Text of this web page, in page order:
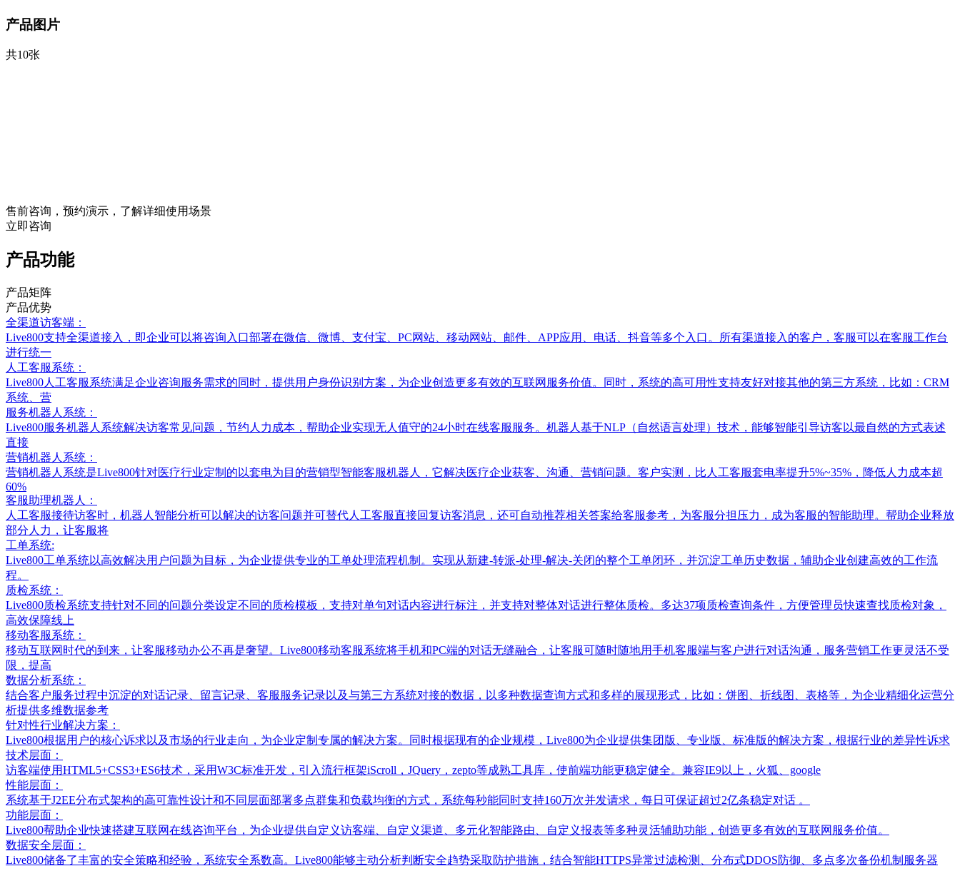
产品图片
共10张
售前咨询，预约演示，了解详细使用场景
立即咨询
产品功能
产品矩阵
产品优势
全渠道访客端：
Live800支持全渠道接入，即企业可以将咨询入口部署在微信、微博、支付宝、PC网站、移动网站、邮件、APP应用、电话、抖音等多个入口。所有渠道接入的客户，客服可以在客服工作台
进行统一
人工客服系统：
Live800人工客服系统满足企业咨询服务需求的同时，提供用户身份识别方案，为企业创造更多有效的互联网服务价值。同时，系统的高可用性支持友好对接其他的第三方系统，比如：CRM
系统、营
服务机器人系统：
Live800服务机器人系统解决访客常见问题，节约人力成本，帮助企业实现无人值守的24小时在线客服服务。机器人基于NLP（自然语言处理）技术，能够智能引导访客以最自然的方式表述
直接
营销机器人系统：
营销机器人系统是Live800针对医疗行业定制的以套电为目的营销型智能客服机器人，它解决医疗企业获客、沟通、营销问题。客户实测，比人工客服套电率提升5%~35%，降低人力成本超
60%
客服助理机器人：
人工客服接待访客时，机器人智能分析可以解决的访客问题并可替代人工客服直接回复访客消息，还可自动推荐相关答案给客服参考，为客服分担压力，成为客服的智能助理。帮助企业释放
部分人力，让客服将
工单系统:
Live800工单系统以高效解决用户问题为目标，为企业提供专业的工单处理流程机制。实现从新建-转派-处理-解决-关闭的整个工单闭环，并沉淀工单历史数据，辅助企业创建高效的工作流
程。
质检系统：
Live800质检系统支持针对不同的问题分类设定不同的质检模板，支持对单句对话内容进行标注，并支持对整体对话进行整体质检。多达37项质检查询条件，方便管理员快速查找质检对象，
高效保障线上
移动客服系统：
移动互联网时代的到来，让客服移动办公不再是奢望。Live800移动客服系统将手机和PC端的对话无缝融合，让客服可随时随地用手机客服端与客户进行对话沟通，服务营销工作更灵活不受
限，提高
数据分析系统：
结合客户服务过程中沉淀的对话记录、留言记录、客服服务记录以及与第三方系统对接的数据，以多种数据查询方式和多样的展现形式，比如：饼图、折线图、表格等，为企业精细化运营分
析提供多维数据参考
针对性行业解决方案：
Live800根据用户的核心诉求以及市场的行业走向，为企业定制专属的解决方案。同时根据现有的企业规模，Live800为企业提供集团版、专业版、标准版的解决方案，根据行业的差异性诉求
技术层面：
访客端使用HTML5+CSS3+ES6技术，采用W3C标准开发，引入流行框架iScroll，JQuery，zepto等成熟工具库，使前端功能更稳定健全。兼容IE9以上，火狐、google
性能层面：
系统基于J2EE分布式架构的高可靠性设计和不同层面部署多点群集和负载均衡的方式，系统每秒能同时支持160万次并发请求，每日可保证超过2亿条稳定对话 。
功能层面：
Live800帮助企业快速搭建互联网在线咨询平台，为企业提供自定义访客端、自定义渠道、多元化智能路由、自定义报表等多种灵活辅助功能，创造更多有效的互联网服务价值。
数据安全层面：
Live800储备了丰富的安全策略和经验，系统安全系数高。Live800能够主动分析判断安全趋势采取防护措施，结合智能HTTPS异常过滤检测、分布式DDOS防御、多点多次备份机制服务器